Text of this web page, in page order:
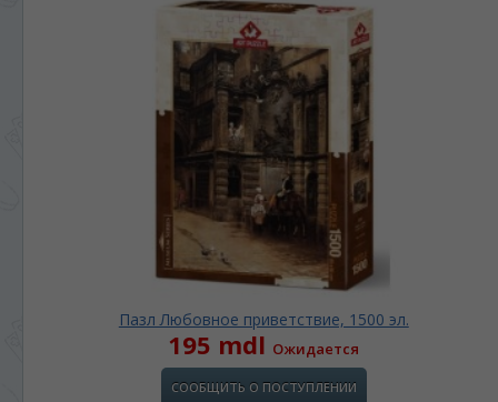
Пазл Любовное приветствие, 1500 эл.
195 mdl Ожидается
СООБЩИТЬ О ПОСТУПЛЕНИИ